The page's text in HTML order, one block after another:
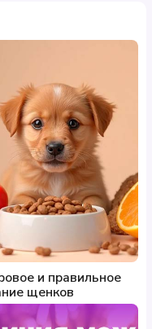
настроению
в чистом виде
жёсткости в
тёплой
количество
по всей
помассируйте до
2-3 минуты, затем
Высушите
в глаза
количеством воды.
и правильное
щенков